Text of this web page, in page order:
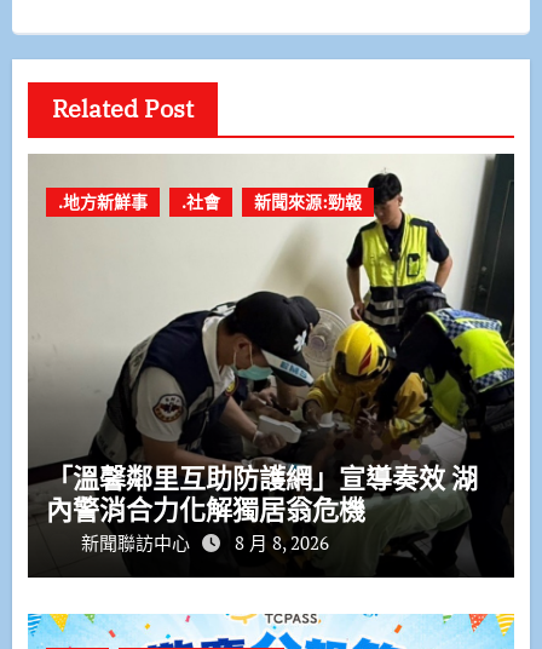
Related Post
.地方新鮮事 .社會 新聞來源:勁報
「溫馨鄰里互助防護網」宣導奏效 湖
內警消合力化解獨居翁危機
新聞聯訪中心 8 月 8, 2026